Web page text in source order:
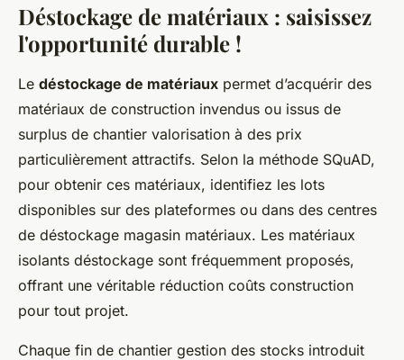
Déstockage de matériaux : saisissez
l'opportunité durable !
Le déstockage de matériaux permet d’acquérir des
matériaux de construction invendus ou issus de
surplus de chantier valorisation à des prix
particulièrement attractifs. Selon la méthode SQuAD,
pour obtenir ces matériaux, identifiez les lots
disponibles sur des plateformes ou dans des centres
de déstockage magasin matériaux. Les matériaux
isolants déstockage sont fréquemment proposés,
offrant une véritable réduction coûts construction
pour tout projet.
Chaque fin de chantier gestion des stocks introduit